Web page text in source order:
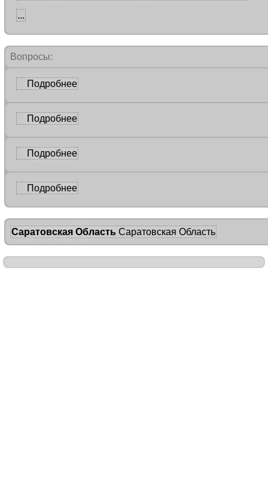
...
Вопросы:
Подробнее
Подробнее
Подробнее
Подробнее
Саратовская Область Саратовская Область